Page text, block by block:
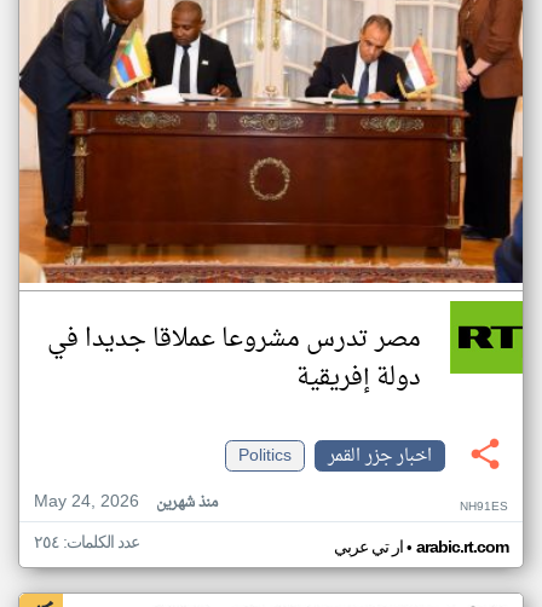
مصر تدرس مشروعا عملاقا جديدا في
دولة إفريقية
اخبار جزر القمر
Politics
May 24, 2026
منذ شهرين NH91ES
ار تي عربي• arabic.rt.com عدد الكلمات: ٢٥٤